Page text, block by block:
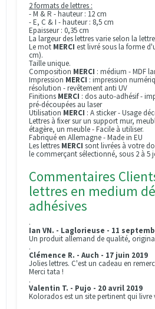
2 formats de lettres :
- M & R - hauteur : 12 cm
- E, C & I - hauteur : 8,5 cm
Epaisseur : 0,35 cm
La largeur des lettres varie selon la
Le mot MERCI est livré sous la forme
cm).
Taille unique.
Composition MERCI : médium - MDF
Impression MERCI : impression
résolution - revêtement anti UV
Finitions MERCI : dos auto-adhésif -
pré-découpées au laser
Utilisation MERCI : A sticker - Usage
Lettres à fixer sur un support mur,
étagère, un meuble - Facile à utiliser.
Fabriqué en Allemagne - Made in EU
Les lettres MERCI sont livrées à votre
le commerçant sélectionné, sous 2 à 5
Commentaires
lettres en medium
adhésives
.
Ian VN. - Laglorieuse - 11
Un produit allemand de qualité,
.
Clémence R. - Auch - 17 juin 2019
Jolies lettres. C'est un cadeau en
Merci tata !
.
Valentin T. - Pujo - 20 avril 2019
Kolorados est un site pertinent qui livre